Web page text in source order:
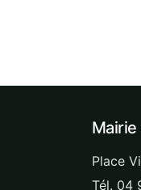
Place
Tél. 04